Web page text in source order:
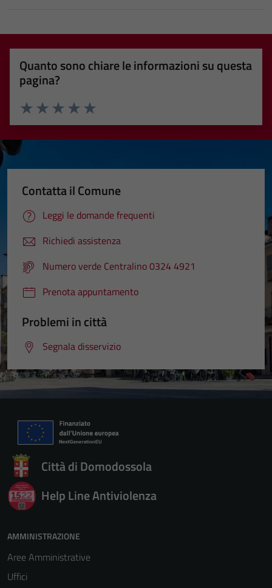
Quanto sono chiare le informazioni su questa
pagina?
Valuta 5 stelle su 5
Valuta 4 stelle su 5
Valuta 3 stelle su 5
Valuta 2 stelle su 5
Valuta 1 stelle su 5
Contatta il Comune
Leggi le domande frequenti
Richiedi assistenza
Numero verde Centralino 0324 4921
Prenota appuntamento
Problemi in città
Segnala disservizio
Città di Domodossola
Help Line Antiviolenza
AMMINISTRAZIONE
Aree Amministrative
Uffici